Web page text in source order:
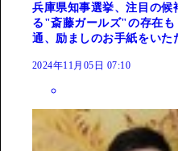
兵庫県知事選挙、注目の
る"斎藤ガールズ"の存在も
通、励ましのお手紙をいた
2024年11月05日 07:10